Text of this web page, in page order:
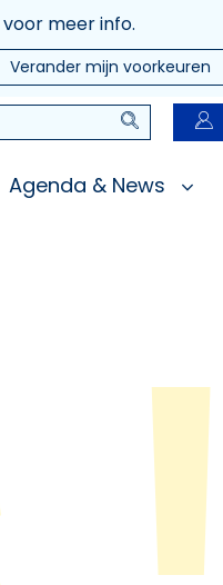
voor meer info.
Verander mijn voorkeuren
Zoeken
Agenda & News